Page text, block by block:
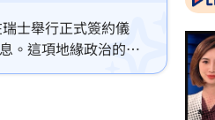
士舉行正式簽約儀
。這項地緣政治的重
支出高占航空公司營運
瘋搶的絕對焦點。